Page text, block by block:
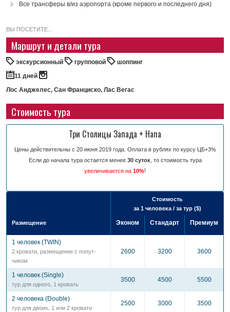
Все трансферы в/из аэропорта (кроме первого и последнего дня)
ВЫ ПОСЕТИТЕ...
Маршрут и детали тура
экскурсионный групповой
шоппинг
11 дней
Лос Анджелес, Сан Франциско, Лас Вегас
Стоимость тура
Три Столицы Запада + Напа
Цены действительны с 20 июня 2019 года. Оплата в рублях по курсу ЦБ+3%
Если до начала тура остается менее 30 суток, то стоимость тура
увеличивается на 10%!
Стоимость
за 1 человека / за тур ($)
Размещение Эконом Стандарт Премиум
1 человек (TWIN)
2 кровати, разме­щение с попут­
чиком
2600 3200 3600
1 человек (Single)
тур для одного, 1 кровать
3500 4500 5500
2 человека (Double)
тур для двоих, 1 или 2 кровати
2500 3000 3500